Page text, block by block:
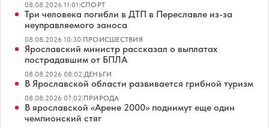
08.08.2026 11:01|СПОРТ
Три человека погибли в ДТП в Переславле из-за
неуправляемого заноса
08.08.2026 10:30|ПРОИСШЕСТВИЯ
Ярославский министр рассказал о выплатах
пострадавшим от БПЛА
08.08.2026 08:02|ДЕНЬГИ
В Ярославской области развивается грибной туризм
08.08.2026 07:02|ПРИРОДА
В ярославской «Арене 2000» поднимут еще один
чемпионский стяг